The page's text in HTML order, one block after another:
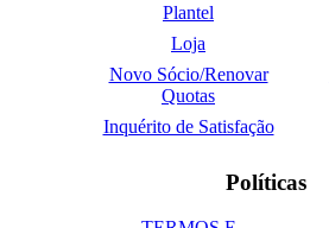
Plantel
Loja
Novo Sócio/Renovar
Quotas
Inquérito de Satisfação
Políticas